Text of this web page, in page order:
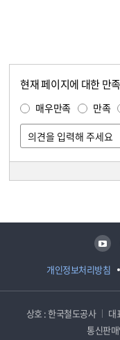
현재 페이지에 대한 만
매우만족 만족
개인정보처리방침
유튜브
상호 : 한국철도공사 대
통신판